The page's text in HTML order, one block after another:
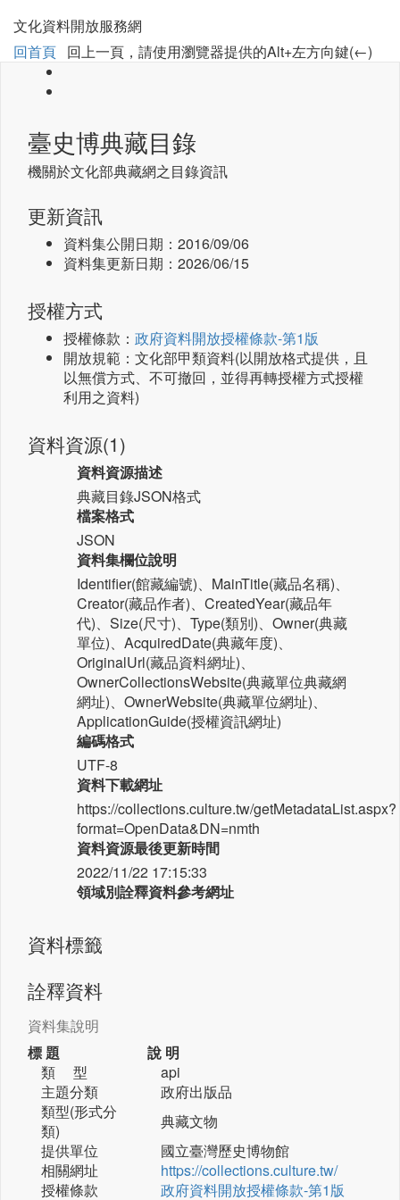
文化資料開放服務網
回首頁 回上一頁，請使用瀏覽器提供的Alt+左方向鍵(←)
臺史博典藏目錄
機關於文化部典藏網之目錄資訊
更新資訊
資料集公開日期： 2016/09/06
資料集更新日期： 2026/06/15
授權方式
授權條款： 政府資料開放授權條款-第1版
開放規範：文化部甲類資料(以開放格式提供，且
以無償方式、不可撤回，並得再轉授權方式授權
利用之資料)
資料資源(1)
資料資源描述
典藏目錄JSON格式
檔案格式
JSON
資料集欄位說明
Identifier(館藏編號)、MainTitle(藏品名稱)、
Creator(藏品作者)、CreatedYear(藏品年
代)、Size(尺寸)、Type(類別)、Owner(典藏
單位)、AcquiredDate(典藏年度)、
OriginalUrl(藏品資料網址)、
OwnerCollectionsWebsite(典藏單位典藏網
網址)、OwnerWebsite(典藏單位網址)、
ApplicationGuide(授權資訊網址)
編碼格式
UTF-8
資料下載網址
https://collections.culture.tw/getMetadataList.aspx?
format=OpenData&DN=nmth
資料資源最後更新時間
2022/11/22 17:15:33
領域別詮釋資料參考網址
資料標籤
詮釋資料
資料集說明
標 題
說 明
類 型
api
主題分類
政府出版品
類型(形式分
類)
典藏文物
提供單位
國立臺灣歷史博物館
相關網址
https://collections.culture.tw/
授權條款
政府資料開放授權條款-第1版